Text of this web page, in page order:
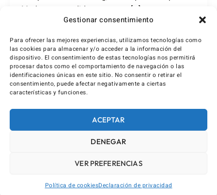
Gestionar consentimiento
Para ofrecer las mejores experiencias, utilizamos tecnologías como
las cookies para almacenar y/o acceder a la información del
dispositivo. El consentimiento de estas tecnologías nos permitirá
procesar datos como el comportamiento de navegación o las
identificaciones únicas en este sitio. No consentir o retirar el
consentimiento, puede afectar negativamente a ciertas
características y funciones.
ACEPTAR
DENEGAR
VER PREFERENCIAS
Política de cookiesDeclaración de privacidad
Me ha sorprendido que no os […]